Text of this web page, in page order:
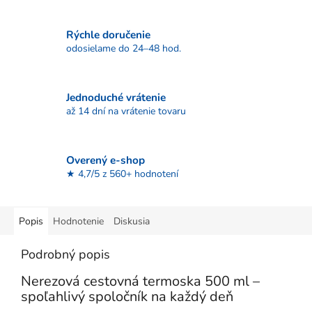
Rýchle doručenie
odosielame do 24–48 hod.
Jednoduché vrátenie
až 14 dní na vrátenie tovaru
Overený e-shop
★ 4,7/5 z 560+ hodnotení
Popis Hodnotenie Diskusia
Podrobný popis
Nerezová cestovná termoska 500 ml –
spoľahlivý spoločník na každý deň